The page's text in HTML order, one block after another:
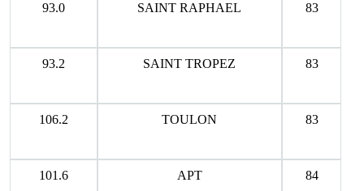
93.0 SAINT RAPHAEL 83
93.2 SAINT TROPEZ 83
106.2 TOULON 83
101.6 APT 84